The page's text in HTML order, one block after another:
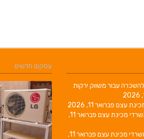
עסקים חדשים
עבור משווק ירקות
עצם פברואר 11, 2026
מכינת עצם
פברואר 11,
מכינת עצם
פברואר 11,